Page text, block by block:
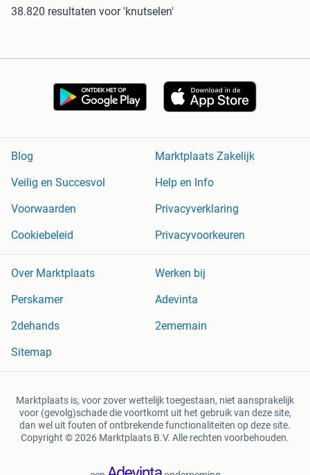
38.820 resultaten voor 'knutselen'
Blog
Marktplaats Zakelijk
Veilig en Succesvol
Help en Info
Voorwaarden
Privacyverklaring
Cookiebeleid
Privacyvoorkeuren
Over Marktplaats
Werken bij
Perskamer
Adevinta
2dehands
2ememain
Sitemap
Marktplaats is, voor zover wettelijk toegestaan, niet aansprakelijk
voor (gevolg)schade die voortkomt uit het gebruik van deze site,
dan wel uit fouten of ontbrekende functionaliteiten op deze site.
Copyright © 2026 Marktplaats B.V. Alle rechten voorbehouden.